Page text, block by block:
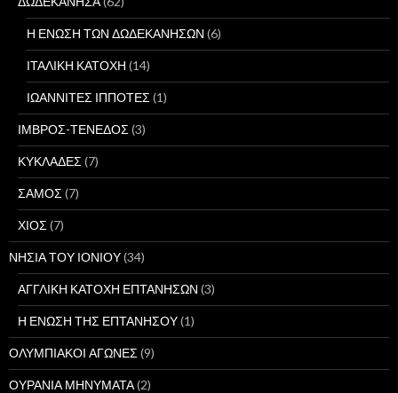
Η ΕΝΩΣΗ ΤΩΝ ΔΩΔΕΚΑΝΗΣΩΝ (6)
ΙΤΑΛΙΚΗ ΚΑΤΟΧΗ (14)
ΙΩΑΝΝΙΤΕΣ ΙΠΠΟΤΕΣ (1)
ΙΜΒΡΟΣ-ΤΕΝΕΔΟΣ (3)
ΚΥΚΛΑΔΕΣ (7)
ΣΑΜΟΣ (7)
ΧΙΟΣ (7)
ΝΗΣΙΑ ΤΟΥ ΙΟΝΙΟΥ(34)
ΑΓΓΛΙΚΗ ΚΑΤΟΧΗ ΕΠΤΑΝΗΣΩΝ (3)
Η ΕΝΩΣΗ ΤΗΣ ΕΠΤΑΝΗΣΟΥ(1)
ΟΛΥΜΠΙΑΚΟΙ ΑΓΩΝΕΣ (9)
ΟΥΡΑΝΙΑ ΜΗΝΥΜΑΤΑ(2)